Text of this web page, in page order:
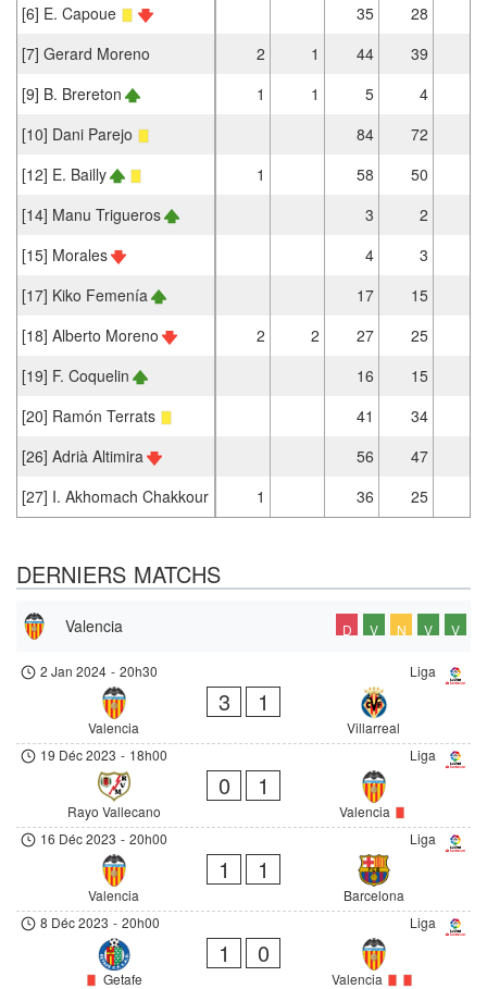
[6] E. Capoue
35
28
[7] Gerard Moreno
2 1 44 39
[9] B. Brereton
1 1 5
4
[10] Dani Parejo
84 72
[12] E. Bailly
1 58
50
[14] Manu Trigueros
3
2
[15] Morales
4 3
[17] Kiko Femenía
17
15
[18] Alberto Moreno
2 2 27
25
[19] F. Coquelin
16
15
[20] Ramón Terrats
41
34
[26] Adrià Altimira
56
47
[27] I. Akhomach Chakkour
1 36 25
DERNIERS MATCHS
Valencia D V N V V
Liga
2 Jan 2024 - 20h30
Valencia
3 1
Villarreal
Liga
19 Déc 2023 - 18h00
Rayo Vallecano
0 1
Valencia
Liga
16 Déc 2023 - 20h00
Valencia
1 1
Barcelona
Liga
8 Déc 2023 - 20h00
Getafe
1 0
Valencia